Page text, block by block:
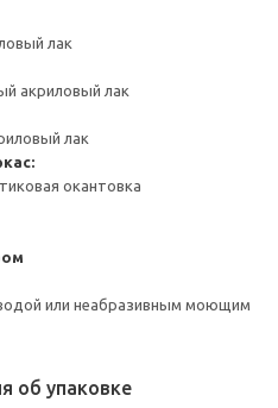
лак
акриловый лак
лак
окантовка
или неабразивным моющим
об упаковке